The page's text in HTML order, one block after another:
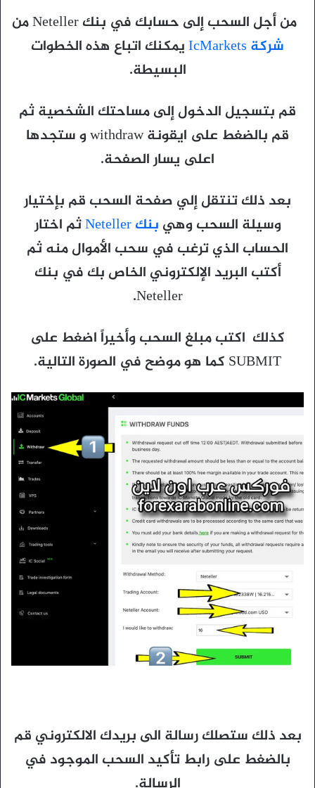
من أجل السحب إلى حسابك في بنك Neteller من
شركة IcMarkets
يمكنك اتباع هذه الخطوات
البسيطة.
قم بتسجيل الدخول إلى مساحتك الشخصية ثم
قم بالضغط على ايقونة withdraw و ستجدها
اعلى يسار الصفحة.
بعد ذلك تنتقل إلي صفحة السحب قم بإختيار
وسيلة السحب وهي بنك Neteller
ثم اختار
الحساب الذي ترغب في سحب الأموال منه ثم
أكتب البريد الإلكتروني الخاص بك في بنك
Neteller.
كذلك اكتب مبلغ السحب وأخيراً اضغط على
SUBMIT كما هو موضح في الصورة التالية.
بعد ذلك ستصلك رسالة الى بريدك الالكتروني قم
بالضغط على رابط تأكيد السحب الموجود في